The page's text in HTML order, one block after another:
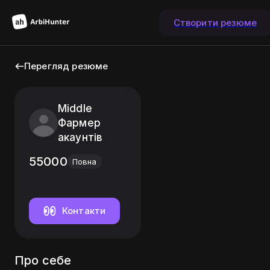
Створити резюме
Перегляд резюме
Middle
Фармер
акаунтів
55000 Повна
Контакти
Про себе